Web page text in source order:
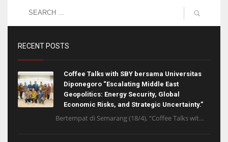
RECENT POSTS
Coffee Talks with SBY bersama Universitas
Diponegoro “Escalating Middle East
Geopolitics: Energy Security, Global
Economic Risks, and Strategic Uncertainty.”
Bertempat di Semarang (18/4), “Coffee Talks wit...